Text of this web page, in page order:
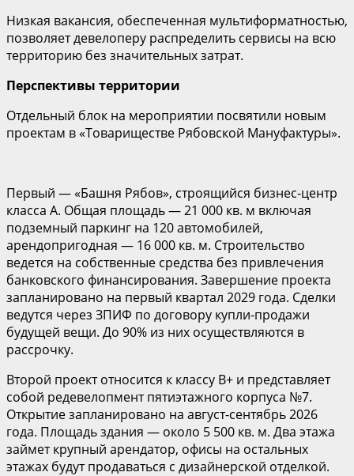
Низкая вакансия, обеспеченная мультиформатностью,
позволяет девелоперу распределить сервисы на всю
территорию без значительных затрат.
Перспективы территории
Отдельный блок на мероприятии посвятили новым
проектам в «Товариществе Рябовской Мануфактуры».
Первый — «Башня Рябов», строящийся бизнес-центр
класса А. Общая площадь — 21 000 кв. м включая
подземный паркинг на 120 автомобилей,
арендопригодная — 16 000 кв. м. Строительство
ведется на собственные средства без привлечения
банковского финансирования. Завершение проекта
запланировано на первый квартал 2029 года. Сделки
ведутся через ЗПИФ по договору купли-продажи
будущей вещи. До 90% из них осуществляются в
рассрочку.
Второй проект относится к классу В+ и представляет
собой редевелопмент пятиэтажного корпуса №7.
Открытие запланировано на август-сентябрь 2026
года. Площадь здания — около 5 500 кв. м. Два этажа
займет крупный арендатор, офисы на остальных
этажах будут продаваться с дизайнерской отделкой.